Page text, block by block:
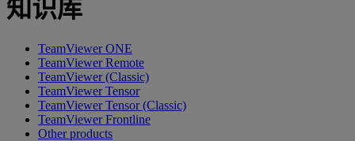
知识库
TeamViewer ONE
TeamViewer Remote
TeamViewer (Classic)
TeamViewer Tensor
TeamViewer Tensor (Classic)
TeamViewer Frontline
Other products